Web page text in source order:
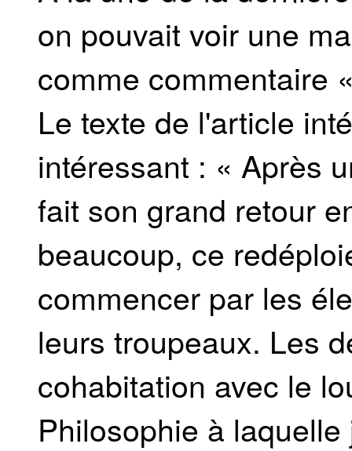
on pouvait voir une
comme commentaire
Le texte de l'article
intéressant : « Après
fait son grand retour
beaucoup, ce
commencer par les
leurs troupeaux. Les
cohabitation avec le
Philosophie à